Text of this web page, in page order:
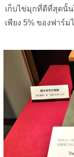
เก็บไข่มุกที่ดีที่สุดนั้
เพียง 5% ของฟาร์